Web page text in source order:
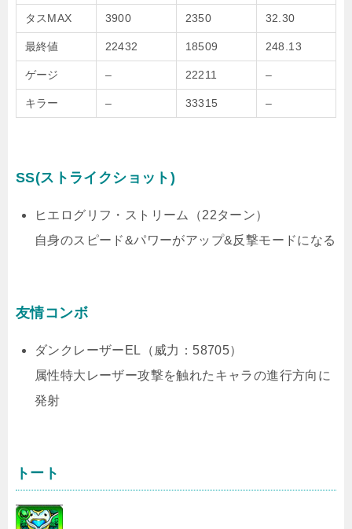
タスMAX 3900 2350 32.30
最終値 22432 18509 248.13
ゲージ – 22211 –
キラー – 33315 –
SS(ストライクショット)
ヒエログリフ・ストリーム（22ターン）
自身のスピード&パワーがアップ&反撃モードになる
友情コンボ
ダンクレーザーEL（威力：58705）
属性特大レーザー攻撃を触れたキャラの進行方向に
発射
トート